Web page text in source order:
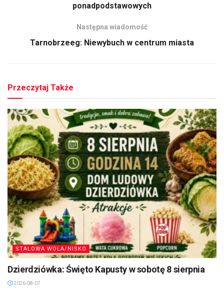
ponadpodstawowych
Następna wiadomość
Tarnobrzeeg: Niewybuch w centrum miasta
Przeczytaj Także
STALOWA WOLA/NISKO
Dzierdziówka: Święto Kapusty w sobotę 8 sierpnia
2026-08-07